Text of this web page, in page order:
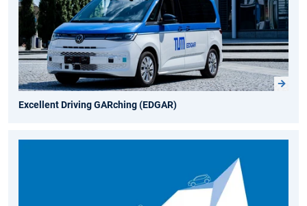
Excellent Driving GARching (EDGAR)